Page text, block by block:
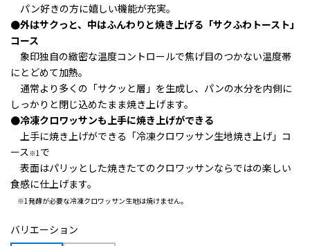
パン好きの方に嬉しい機能が充実。
●外はサクっと、中はふんわりと焼き上げる「サクふわトースト」
コース
象印独自の緻密な温度コントロールで焦げ目のつかない温度帯
にとどめて加熱。
通常より多くの「サクッと層」を生成し、パンの水分を内側に
しっかりと閉じ込めたまま焼き上げます。
●冷凍クロワッサンも上手に焼き上げができる
上手に焼き上げができる 「冷凍クロワッサン生地焼き上げ」コ
ース※1で
表面はパリッとした焼きたてのクロワッサンならではの楽しい
食感に仕上げます。
※1発酵が必要な冷凍クロワッサン生地は焼けません。
バリエーション